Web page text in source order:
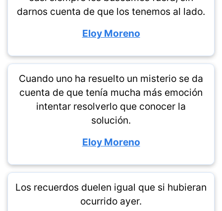
darnos cuenta de que los tenemos al lado.
Eloy Moreno
Cuando uno ha resuelto un misterio se da
cuenta de que tenía mucha más emoción
intentar resolverlo que conocer la
solución.
Eloy Moreno
Los recuerdos duelen igual que si hubieran
ocurrido ayer.